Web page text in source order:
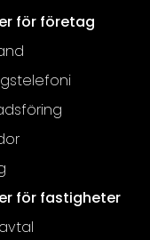
för företag
för fastigheter